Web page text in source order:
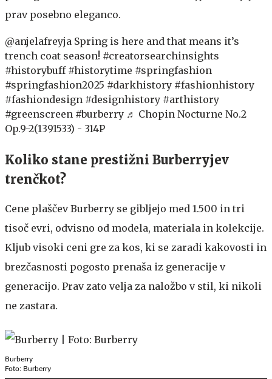
prav posebno eleganco.
@anjelafreyja Spring is here and that means it’s
trench coat season! #creatorsearchinsights
#historybuff #historytime #springfashion
#springfashion2025 #darkhistory #fashionhistory
#fashiondesign #designhistory #arthistory
#greenscreen #burberry ♬ Chopin Nocturne No.2
Op.9-2(1391533) - 314P
Koliko stane prestižni Burberryjev
trenčkot?
Cene plaščev Burberry se gibljejo med 1.500 in tri
tisoč evri, odvisno od modela, materiala in kolekcije.
Kljub visoki ceni gre za kos, ki se zaradi kakovosti in
brezčasnosti pogosto prenaša iz generacije v
generacijo. Prav zato velja za naložbo v stil, ki nikoli
ne zastara.
Burberry
Foto: Burberry